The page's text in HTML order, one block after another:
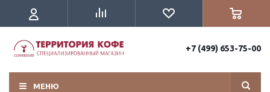
+7 (499) 653-75-00
МЕНЮ